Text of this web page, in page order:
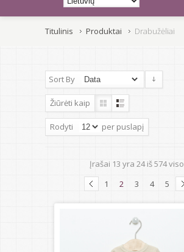
Titulinis Produktai Drabužėliai
Sort By
Žiūrėti kaip
Rodyti per puslapį
Įrašai 13 yra 24iš574viso
1
2 3 4 5